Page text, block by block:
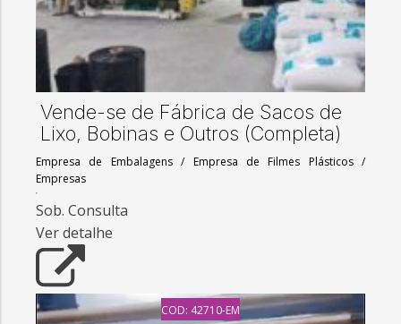
Vende-se de Fábrica de Sacos de
Lixo, Bobinas e Outros (Completa)
Empresa de Embalagens/ Empresa de Filmes Plásticos/
Empresas
Sob. Consulta
Ver detalhe
COD: 42710-EM